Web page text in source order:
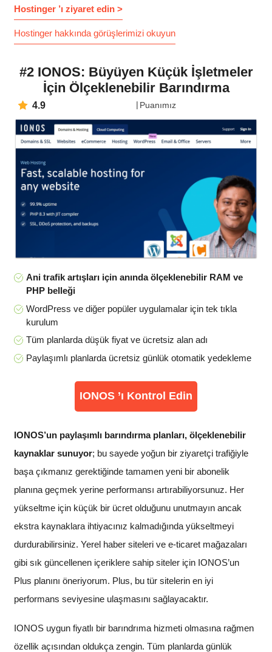
Hostinger ’ı ziyaret edin >
Hostinger hakkında görüşlerimizi okuyun
#2 IONOS: Büyüyen Küçük İşletmeler
İçin Ölçeklenebilir Barındırma
4.9 Puanımız
Ani trafik artışları için anında ölçeklenebilir RAM ve
PHP belleği
WordPress ve diğer popüler uygulamalar için tek tıkla
kurulum
Tüm planlarda düşük fiyat ve ücretsiz alan adı
Paylaşımlı planlarda ücretsiz günlük otomatik yedekleme
IONOS ’ı Kontrol Edin
IONOS’un paylaşımlı barındırma planları, ölçeklenebilir
kaynaklar sunuyor; bu sayede yoğun bir ziyaretçi trafiğiyle
başa çıkmanız gerektiğinde tamamen yeni bir abonelik
planına geçmek yerine performansı artırabiliyorsunuz. Her
yükseltme için küçük bir ücret olduğunu unutmayın ancak
ekstra kaynaklara ihtiyacınız kalmadığında yükseltmeyi
durdurabilirsiniz. Yerel haber siteleri ve e-ticaret mağazaları
gibi sık güncellenen içeriklere sahip siteler için IONOS’un
Plus planını öneriyorum. Plus, bu tür sitelerin en iyi
performans seviyesine ulaşmasını sağlayacaktır.
IONOS uygun fiyatlı bir barındrıma hizmeti olmasına rağmen
özellik açısından oldukça zengin. Tüm planlarda günlük